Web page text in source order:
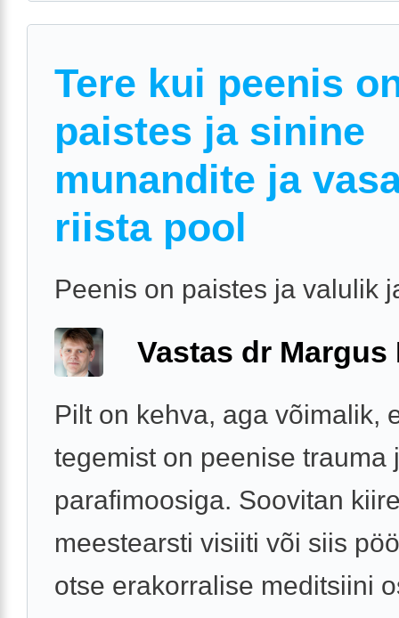
Tere kui peenis
paistes ja sinine
munandite ja
riista pool
Peenis on paistes ja valulik
Vastas dr Margus
Pilt on kehva, aga võimalik,
tegemist on peenise trauma
parafimoosiga. Soovitan
meestearsti visiiti või siis
otse erakorralise meditsiini